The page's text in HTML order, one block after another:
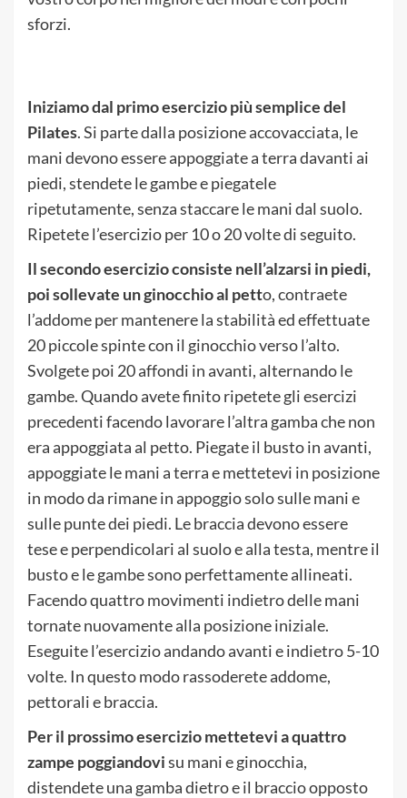
sforzi.
Iniziamo dal primo esercizio più semplice del
Pilates. Si parte dalla posizione accovacciata, le
mani devono essere appoggiate a terra davanti ai
piedi, stendete le gambe e piegatele
ripetutamente, senza staccare le mani dal suolo.
Ripetete l’esercizio per 10 o 20 volte di seguito.
Il secondo esercizio consiste nell’alzarsi in piedi,
poi sollevate un ginocchio al petto, contraete
l’addome per mantenere la stabilità ed effettuate
20 piccole spinte con il ginocchio verso l’alto.
Svolgete poi 20 affondi in avanti, alternando le
gambe. Quando avete finito ripetete gli esercizi
precedenti facendo lavorare l’altra gamba che non
era appoggiata al petto. Piegate il busto in avanti,
appoggiate le mani a terra e mettetevi in posizione
in modo da rimane in appoggio solo sulle mani e
sulle punte dei piedi. Le braccia devono essere
tese e perpendicolari al suolo e alla testa, mentre il
busto e le gambe sono perfettamente allineati.
Facendo quattro movimenti indietro delle mani
tornate nuovamente alla posizione iniziale.
Eseguite l’esercizio andando avanti e indietro 5-10
volte. In questo modo rassoderete addome,
pettorali e braccia.
Per il prossimo esercizio mettetevi a quattro
zampe poggiandovisu mani e ginocchia,
distendete una gamba dietro e il braccio opposto